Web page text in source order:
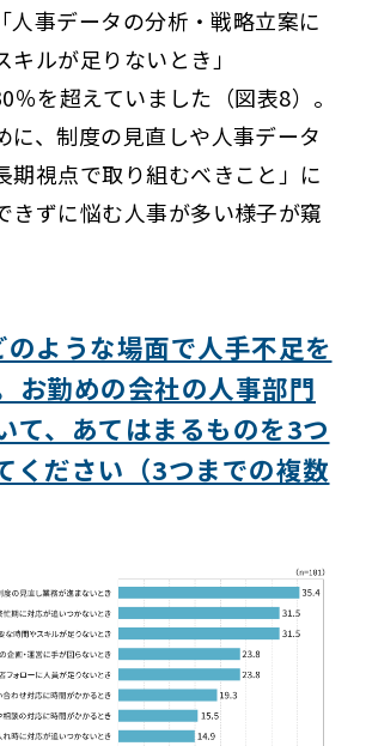
人事データの分析・戦略立案に
ルが足りないとき」
％を超えていました（図表8）。
に、制度の見直しや人事データ
期視点で取り組むべきこと」に
きずに悩む人事が多い様子が窺
ような場面で人手不足を
お勤めの会社の人事部門
て、あてはまるものを3つ
ください（3つまでの複数